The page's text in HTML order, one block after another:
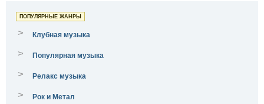
ПОПУЛЯРНЫЕ ЖАНРЫ
> Клубная музыка
> Популярная музыка
> Релакс музыка
> Рок и Метал